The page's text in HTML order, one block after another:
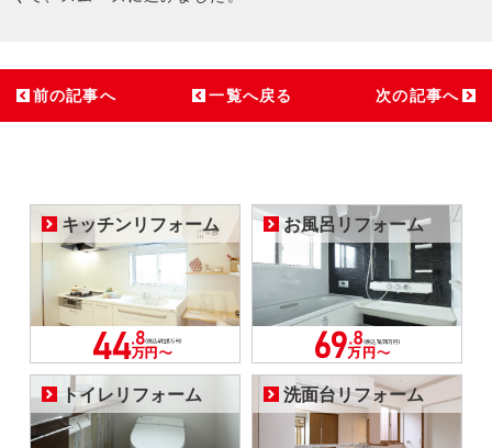
前の記事へ 一覧へ戻る 次の記事へ
キッチンリフォーム お風呂リフォーム
トイレリフォーム 洗面台リフォーム